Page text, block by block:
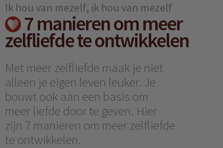
Ik hou van mezelf, ik hou van mezelf
7 manieren om meer
zelfliefde te ontwikkelen
Met meer zelfliefde maak je niet
alleen je eigen leven leuker. Je
bouwt ook aan een basis om
meer liefde door te geven. Hier
zijn 7 manieren om meer zelfliefde
te ontwikkelen.